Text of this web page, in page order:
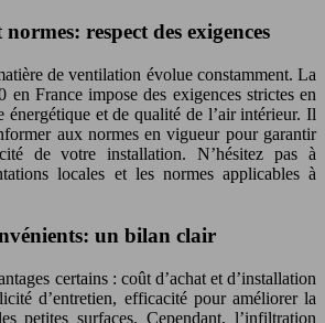
respect des exigences
de ventilation évolue constamment. La
en France impose des exigences strictes en
énergétique et de qualité de l’air intérieur. Il
aux normes en vigueur pour garantir
de votre installation. N’hésitez pas à
locales et les normes applicables à
un bilan clair
certains : coût d’achat et d’installation
d’entretien, efficacité pour améliorer la
petites surfaces. Cependant, l’infiltration